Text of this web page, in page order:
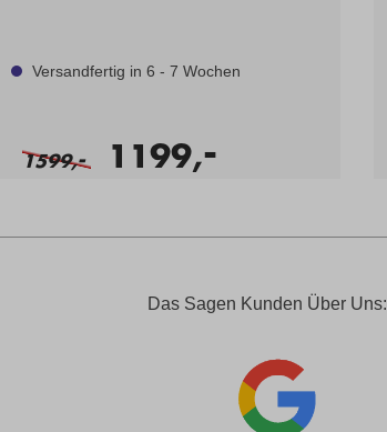
Versandfertig in 6 - 7 Wochen
1599,- 1199,
-
Das Sagen Kunden Über Uns: